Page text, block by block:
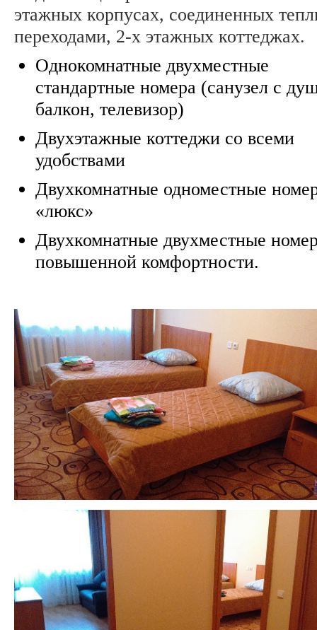
этажных корпусах, соединенных
переходами, 2-х этажных коттеджах.
Однокомнатные двухместные
стандартные номера (санузел с
балкон, телевизор)
Двухэтажные коттеджи со всеми
удобствами
Двухкомнатные одноместные
«люкс»
Двухкомнатные двухместные
повышенной комфортности.